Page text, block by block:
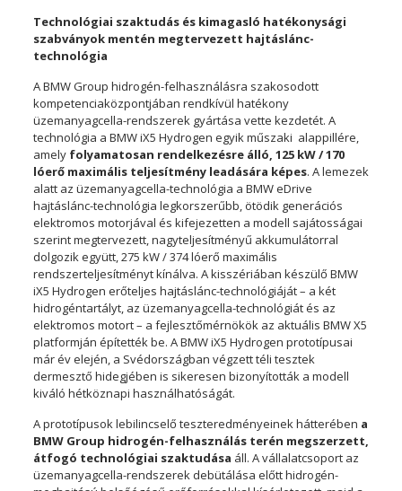
Technológiai szaktudás és kimagasló hatékonysági
szabványok mentén megtervezett hajtáslánc-
technológia
A BMW Group hidrogén-felhasználásra szakosodott
kompetenciaközpontjában rendkívül hatékony
üzemanyagcella-rendszerek gyártása vette kezdetét. A
technológia a BMW iX5 Hydrogen egyik műszaki alappillére,
amely folyamatosan rendelkezésre álló, 125 kW / 170
lóerő maximális teljesítmény leadására képes. A lemezek
alatt az üzemanyagcella-technológia a BMW eDrive
hajtáslánc-technológia legkorszerűbb, ötödik generációs
elektromos motorjával és kifejezetten a modell sajátosságai
szerint megtervezett, nagyteljesítményű akkumulátorral
dolgozik együtt, 275 kW / 374 lóerő maximális
rendszerteljesítményt kínálva. A kisszériában készülő BMW
iX5 Hydrogen erőteljes hajtáslánc-technológiáját – a két
hidrogéntartályt, az üzemanyagcella-technológiát és az
elektromos motort – a fejlesztőmérnökök az aktuális BMW X5
platformján építették be. A BMW iX5 Hydrogen prototípusai
már év elején, a Svédországban végzett téli tesztek
dermesztő hidegjében is sikeresen bizonyították a modell
kiváló hétköznapi használhatóságát.
A prototípusok lebilincselő teszteredményeinek hátterében a
BMW Group hidrogén-felhasználás terén megszerzett,
átfogó technológiai szaktudása áll. A vállalatcsoport az
üzemanyagcella-rendszerek debütálása előtt hidrogén-